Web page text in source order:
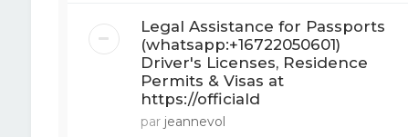
Legal Assistance for Passports
(whatsapp:+16722050601)
Driver's Licenses, Residence
Permits & Visas at
https://officiald
par jeannevol